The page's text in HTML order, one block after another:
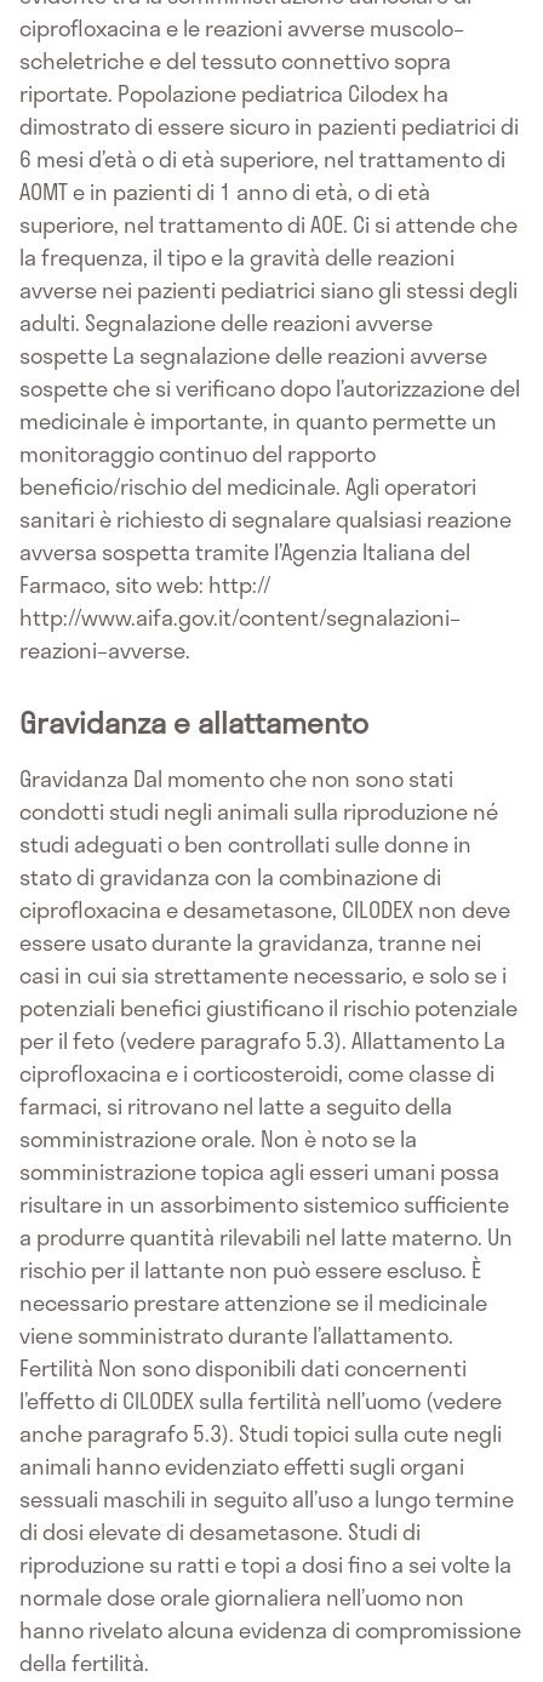
ciprofloxacina e le reazioni avverse muscolo–
scheletriche e del tessuto connettivo sopra
riportate. Popolazione pediatrica Cilodex ha
dimostrato di essere sicuro in pazienti pediatrici di
6 mesi d’età o di età superiore, nel trattamento di
AOMT e in pazienti di 1 anno di età, o di età
superiore, nel trattamento di AOE. Ci si attende che
la frequenza, il tipo e la gravità delle reazioni
avverse nei pazienti pediatrici siano gli stessi degli
adulti. Segnalazione delle reazioni avverse
sospette La segnalazione delle reazioni avverse
sospette che si verificano dopo l’autorizzazione del
medicinale è importante, in quanto permette un
monitoraggio continuo del rapporto
beneficio/rischio del medicinale. Agli operatori
sanitari è richiesto di segnalare qualsiasi reazione
avversa sospetta tramite l’Agenzia Italiana del
Farmaco, sito web: http://
http://www.aifa.gov.it/content/segnalazioni–
reazioni–avverse.
Gravidanza e allattamento
Gravidanza Dal momento che non sono stati
condotti studi negli animali sulla riproduzione né
studi adeguati o ben controllati sulle donne in
stato di gravidanza con la combinazione di
ciprofloxacina e desametasone, CILODEX non deve
essere usato durante la gravidanza, tranne nei
casi in cui sia strettamente necessario, e solo se i
potenziali benefici giustificano il rischio potenziale
per il feto (vedere paragrafo 5.3). Allattamento La
ciprofloxacina e i corticosteroidi, come classe di
farmaci, si ritrovano nel latte a seguito della
somministrazione orale. Non è noto se la
somministrazione topica agli esseri umani possa
risultare in un assorbimento sistemico sufficiente
a produrre quantità rilevabili nel latte materno. Un
rischio per il lattante non può essere escluso. È
necessario prestare attenzione se il medicinale
viene somministrato durante l’allattamento.
Fertilità Non sono disponibili dati concernenti
l’effetto di CILODEX sulla fertilità nell’uomo (vedere
anche paragrafo 5.3). Studi topici sulla cute negli
animali hanno evidenziato effetti sugli organi
sessuali maschili in seguito all’uso a lungo termine
di dosi elevate di desametasone. Studi di
riproduzione su ratti e topi a dosi fino a sei volte la
normale dose orale giornaliera nell’uomo non
hanno rivelato alcuna evidenza di compromissione
della fertilità.